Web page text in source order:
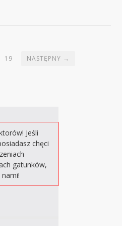
19 NASTĘPNY →
Jeśli
chęci
gatunków,
nami!